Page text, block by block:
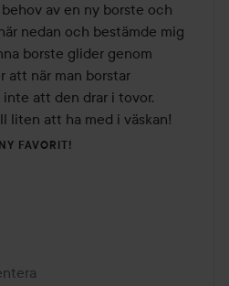
av en ny borste och
nedan och bestämde mig
borste glider genom
att när man borstar
att den drar i tovor.
liten att ha med i väskan!
FAVORIT!